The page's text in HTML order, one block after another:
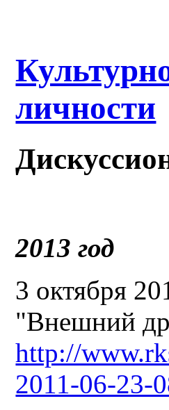
личности
2013 год
3 октября
"Внешний
http://
2011-06-23-